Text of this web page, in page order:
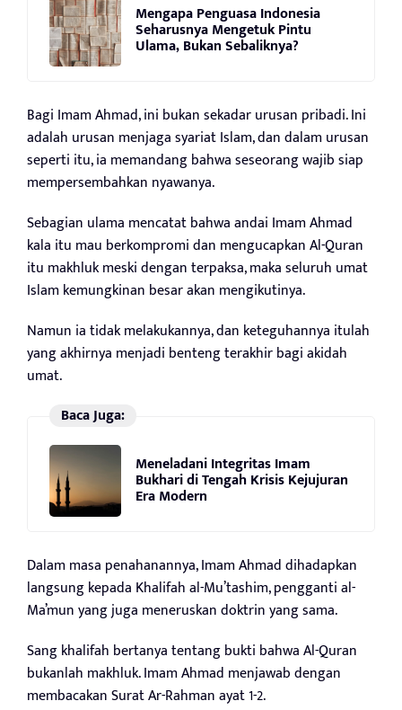
Mengapa Penguasa Indonesia
Seharusnya Mengetuk Pintu
Ulama, Bukan Sebaliknya?
Bagi Imam Ahmad, ini bukan sekadar urusan pribadi. Ini
adalah urusan menjaga syariat Islam, dan dalam urusan
seperti itu, ia memandang bahwa seseorang wajib siap
mempersembahkan nyawanya.
Sebagian ulama mencatat bahwa andai Imam Ahmad
kala itu mau berkompromi dan mengucapkan Al-Quran
itu makhluk meski dengan terpaksa, maka seluruh umat
Islam kemungkinan besar akan mengikutinya.
Namun ia tidak melakukannya, dan keteguhannya itulah
yang akhirnya menjadi benteng terakhir bagi akidah
umat.
Baca Juga:
Meneladani Integritas Imam
Bukhari di Tengah Krisis Kejujuran
Era Modern
Dalam masa penahanannya, Imam Ahmad dihadapkan
langsung kepada Khalifah al-Mu’tashim, pengganti al-
Ma’mun yang juga meneruskan doktrin yang sama.
Sang khalifah bertanya tentang bukti bahwa Al-Quran
bukanlah makhluk. Imam Ahmad menjawab dengan
membacakan Surat Ar-Rahman ayat 1-2.